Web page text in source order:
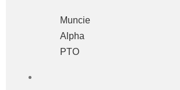
Muncie
Alpha
PTO